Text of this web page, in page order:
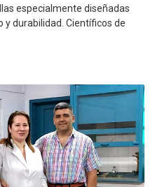
especialmente diseñadas
durabilidad. Científicos de